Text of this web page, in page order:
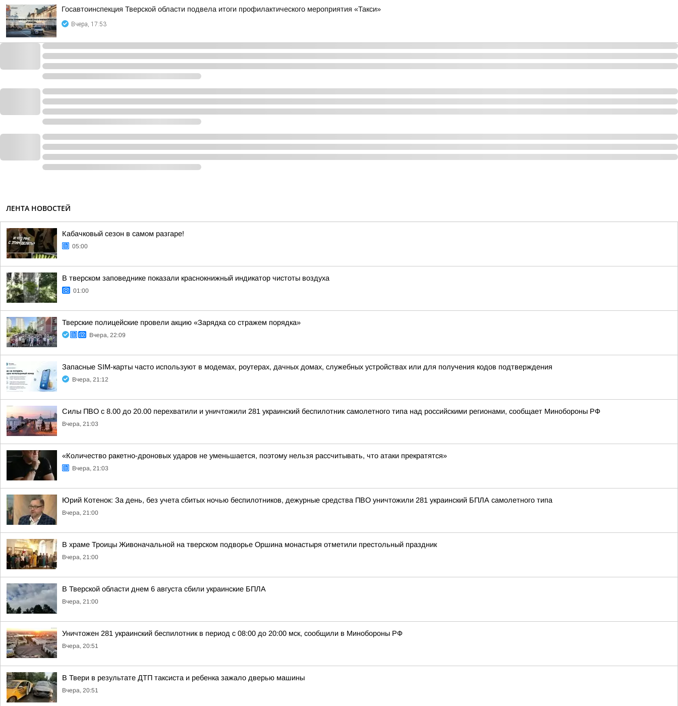
Госавтоинспекция Тверской области подвела итоги профилактического мероприятия «Такси»
Вчера, 17:53
ЛЕНТА НОВОСТЕЙ
Кабачковый сезон в самом разгаре!
05:00
В тверском заповеднике показали краснокнижный индикатор чистоты воздуха
01:00
Тверские полицейские провели акцию «Зарядка со стражем порядка»
Вчера, 22:09
Запасные SIM-карты часто используют в модемах, роутерах, дачных домах, служебных устройствах или для получения кодов подтверждения
Вчера, 21:12
Силы ПВО с 8.00 до 20.00 перехватили и уничтожили 281 украинский беспилотник самолетного типа над российскими регионами, сообщает Минобороны РФ
Вчера, 21:03
«Количество ракетно-дроновых ударов не уменьшается, поэтому нельзя рассчитывать, что атаки прекратятся»
Вчера, 21:03
Юрий Котенок: За день, без учета сбитых ночью беспилотников, дежурные средства ПВО уничтожили 281 украинский БПЛА самолетного типа
Вчера, 21:00
В храме Троицы Живоначальной на тверском подворье Оршина монастыря отметили престольный праздник
Вчера, 21:00
В Тверской области днем 6 августа сбили украинские БПЛА
Вчера, 21:00
Уничтожен 281 украинский беспилотник в период с 08:00 до 20:00 мск, сообщили в Минобороны РФ
Вчера, 20:51
В Твери в результате ДТП таксиста и ребенка зажало дверью машины
Вчера, 20:51